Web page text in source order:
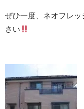
ぜひ一度、ネオフレ
さい